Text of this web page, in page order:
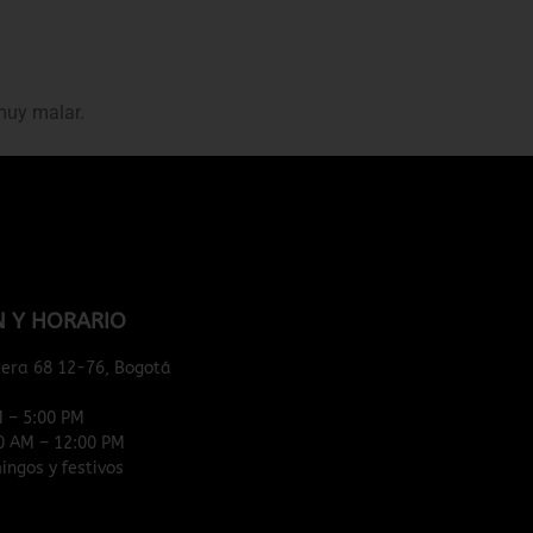
malar.
Y HORARIO
68 12-76, Bogotá
– 5:00 PM
AM – 12:00 PM
y festivos